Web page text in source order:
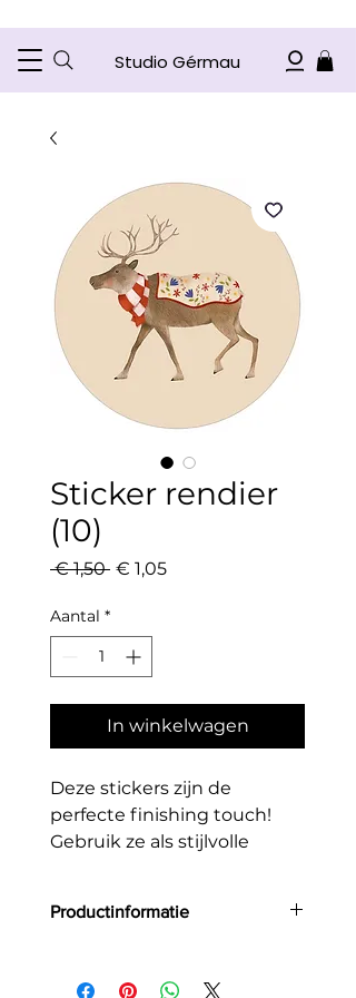
Studio Gérmau
Sticker rendier
(10)
€ 1,50 Normale
€ 1,05Verkoopprijs
Aantal *
In winkelwagen
Deze stickers zijn de
perfecte finishing touch!
Gebruik ze als stijlvolle
jouw kaart meteen extra
Productinformatie
Materiaal: Deze stickers zijn